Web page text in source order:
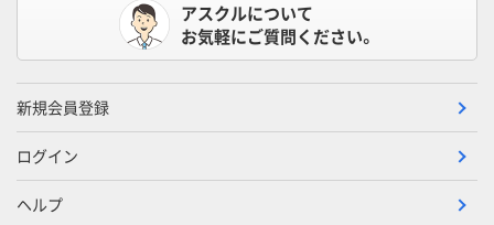
アスクルについて
お気軽にご質問ください。
新規会員登録
ログイン
ヘルプ